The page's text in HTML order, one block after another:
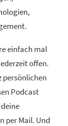
einfach mal
offen.
persönlichen
Podcast
per Mail. Und